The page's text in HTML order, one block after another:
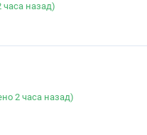
часа назад)
2 часа назад)